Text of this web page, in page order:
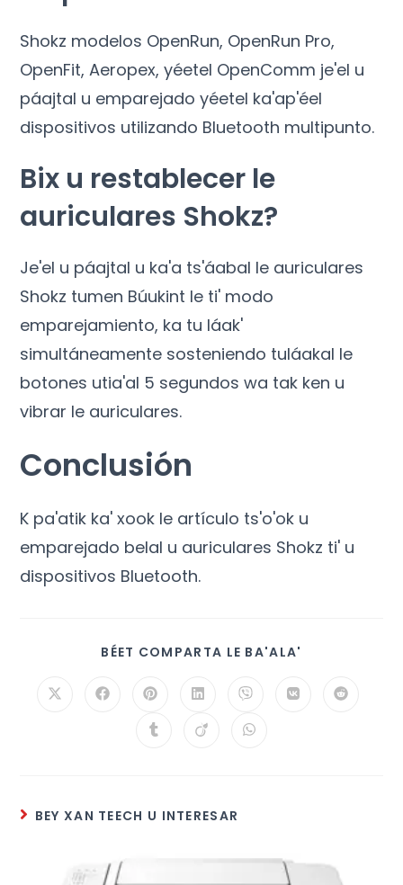
Shokz modelos OpenRun, OpenRun Pro,
OpenFit, Aeropex, yéetel OpenComm je'el u
páajtal u emparejado yéetel ka'ap'éel
dispositivos utilizando Bluetooth multipunto.
Bix u restablecer le
auriculares Shokz?
Je'el u páajtal u ka'a ts'áabal le auriculares
Shokz tumen Búukint le ti' modo
emparejamiento, ka tu láak'
simultáneamente sosteniendo tuláakal le
botones utia'al 5 segundos wa tak ken u
vibrar le auriculares.
Conclusión
K pa'atik ka' xook le artículo ts'o'ok u
emparejado belal u auriculares Shokz ti' u
dispositivos Bluetooth.
BÉET COMPARTA LE BA'ALA'
BEY XAN TEECH U INTERESAR